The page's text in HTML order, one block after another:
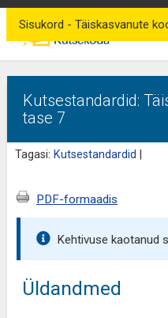
Kutsestandardid:
tase 7
Tagasi: Kutsestandardid
Sisukord - Täiskasvanute
PDF-formaadis
Kehtivuse kaotanud
Üldandmed